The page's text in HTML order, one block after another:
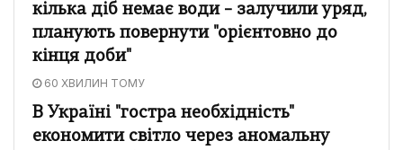
кілька діб немає води – залучили уряд,
планують повернути "орієнтовно до
кінця доби"
60 ХВИЛИН ТОМУ
В Україні "гостра необхідність"
економити світло через аномальну